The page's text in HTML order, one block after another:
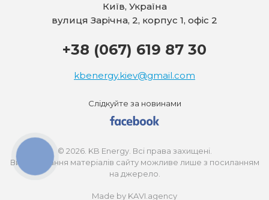
Київ, Україна
вулиця Зарічна, 2, корпус 1, офіс 2
+38 (067) 619 87 30
kbenergy.kiev@gmail.com
Слідкуйте за новинами
© 2026. KB Energy. Всі права захищені.
Використання матеріалів сайту можливе лише з посиланням
на джерело.
Made by KAVI.agency